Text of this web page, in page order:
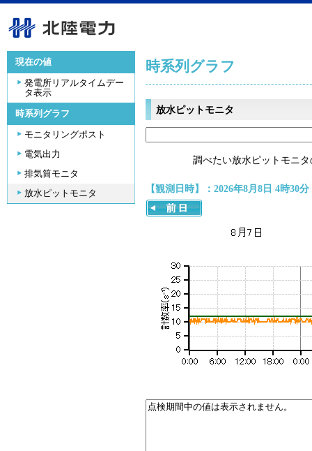
現在の値
発電所リアルタイムデー
タ表示
時系列グラフ
モニタリングポスト
電気出力
排気筒モニタ
放水ピットモニタ
時系列グラフ
放水ピットモニタ
調べたい放水ピットモニ
【観測日時】：2026年8月8日 4時30分